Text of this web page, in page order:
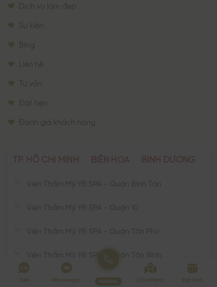
Dịch vụ làm đẹp
Sự kiện
Blog
Liên hệ
Tư vấn
Đặt hẹn
Đánh giá khách hàng
TP. HỒ CHÍ MINH BIÊN HÒA BÌNH DƯƠNG
Viện Thẩm Mỹ YB SPA - Quận Bình Tân
Viện Thẩm Mỹ YB SPA - Quận 10
Viện Thẩm Mỹ YB SPA - Quận Tân Phú
Viện Thẩm Mỹ YB SPA - Quận Tân Bình
Viện Thẩm Mỹ YB SPA - Quận Phú Nhuận
Zalo Messenger Hotline Chi nhánh Đặt hẹn